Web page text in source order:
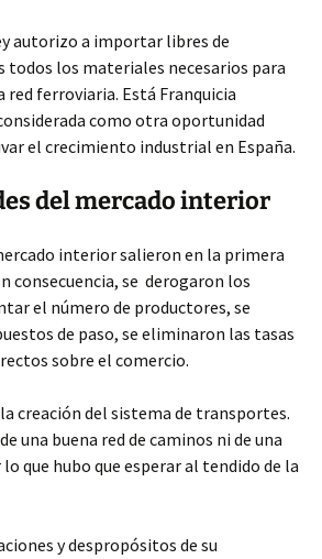
autorizo a importar libres de
todos los materiales necesarios para
red ferroviaria. Está Franquicia
como otra oportunidad
el crecimiento industrial en España.
del mercado interior
interior salieron en la primera
consecuencia, se derogaron los
el número de productores, se
de paso, se eliminaron las tasas
sobre el comercio.
creación del sistema de transportes.
una buena red de caminos ni de una
que hubo que esperar al tendido de la
y despropósitos de su